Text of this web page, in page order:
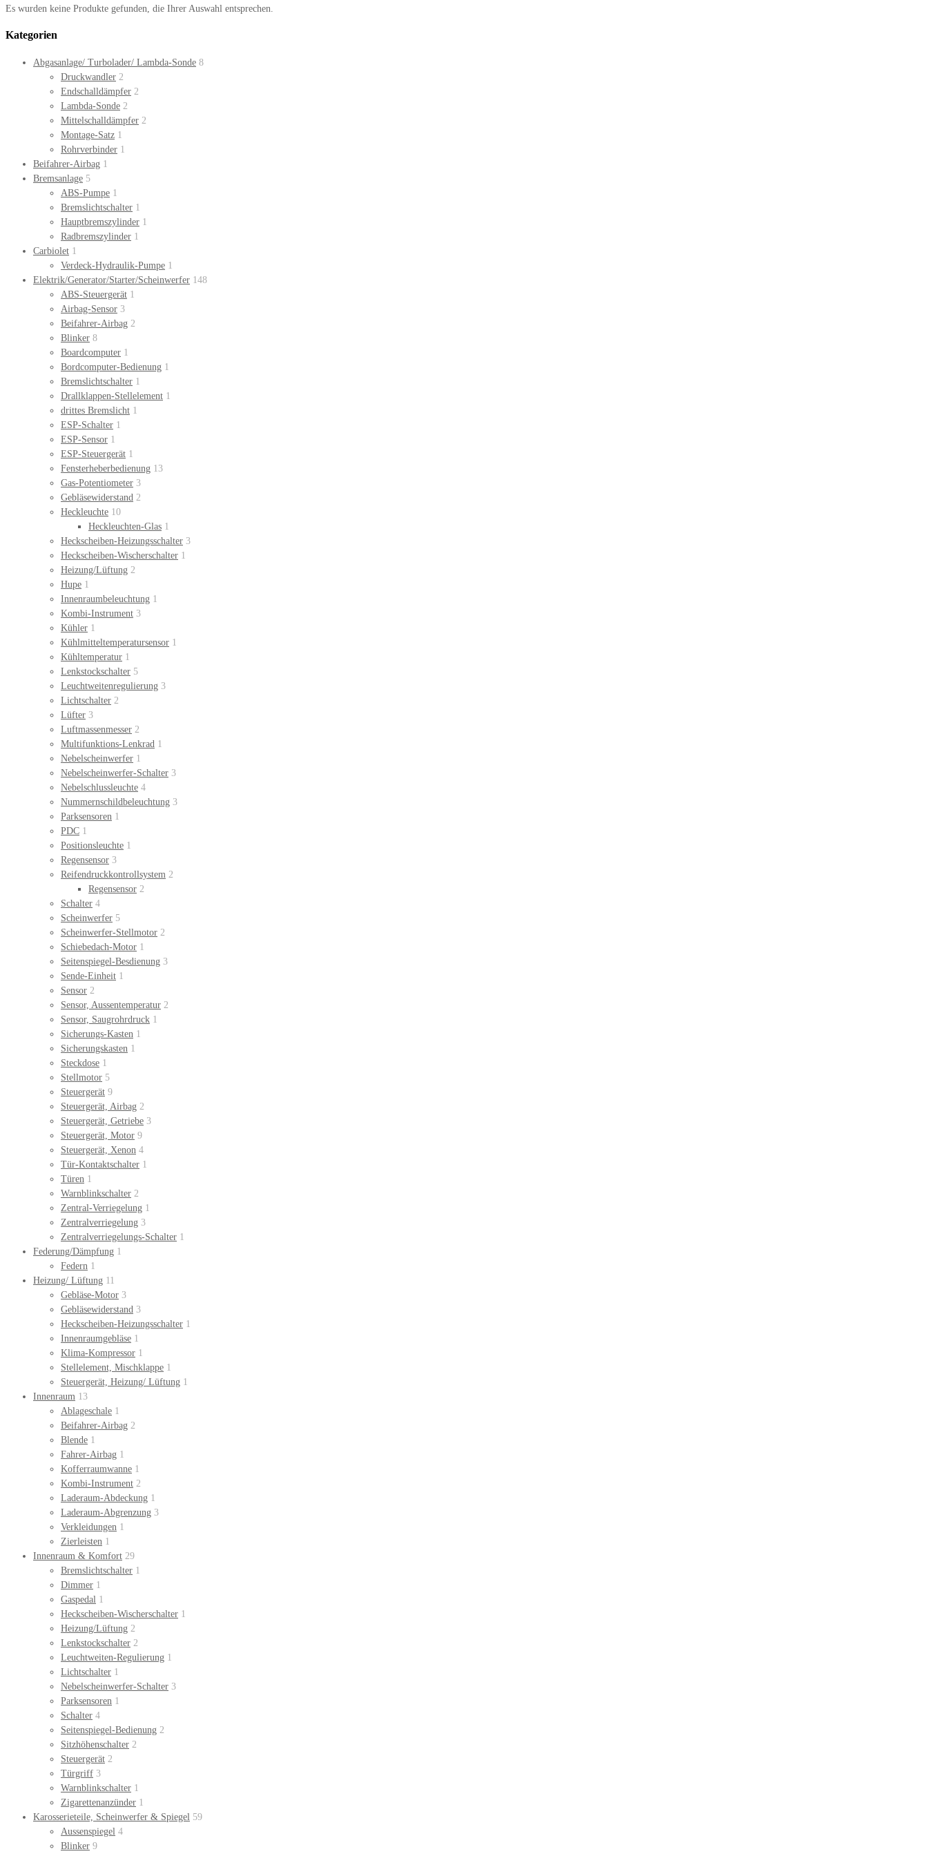
Es wurden keine Produkte gefunden, die Ihrer Auswahl entsprechen.
Kategorien
Abgasanlage/ Turbolader/ Lambda-Sonde 8
Druckwandler 2
Endschalldämpfer 2
Lambda-Sonde 2
Mittelschalldämpfer 2
Montage-Satz 1
Rohrverbinder 1
Beifahrer-Airbag 1
Bremsanlage 5
ABS-Pumpe 1
Bremslichtschalter 1
Hauptbremszylinder 1
Radbremszylinder 1
Carbiolet 1
Verdeck-Hydraulik-Pumpe 1
Elektrik/Generator/Starter/Scheinwerfer 148
ABS-Steuergerät 1
Airbag-Sensor 3
Beifahrer-Airbag 2
Blinker 8
Boardcomputer 1
Bordcomputer-Bedienung 1
Bremslichtschalter 1
Drallklappen-Stellelement 1
drittes Bremslicht 1
ESP-Schalter 1
ESP-Sensor 1
ESP-Steuergerät 1
Fensterheberbedienung 13
Gas-Potentiometer 3
Gebläsewiderstand 2
Heckleuchte 10
Heckleuchten-Glas 1
Heckscheiben-Heizungsschalter 3
Heckscheiben-Wischerschalter 1
Heizung/Lüftung 2
Hupe 1
Innenraumbeleuchtung 1
Kombi-Instrument 3
Kühler 1
Kühlmitteltemperatursensor 1
Kühltemperatur 1
Lenkstockschalter 5
Leuchtweitenregulierung 3
Lichtschalter 2
Lüfter 3
Luftmassenmesser 2
Multifunktions-Lenkrad 1
Nebelscheinwerfer 1
Nebelscheinwerfer-Schalter 3
Nebelschlussleuchte 4
Nummernschildbeleuchtung 3
Parksensoren 1
PDC 1
Positionsleuchte 1
Regensensor 3
Reifendruckkontrollsystem 2
Regensensor 2
Schalter 4
Scheinwerfer 5
Scheinwerfer-Stellmotor 2
Schiebedach-Motor 1
Seitenspiegel-Besdienung 3
Sende-Einheit 1
Sensor 2
Sensor, Aussentemperatur 2
Sensor, Saugrohrdruck 1
Sicherungs-Kasten 1
Sicherungskasten 1
Steckdose 1
Stellmotor 5
Steuergerät 9
Steuergerät, Airbag 2
Steuergerät, Getriebe 3
Steuergerät, Motor 9
Steuergerät, Xenon 4
Tür-Kontaktschalter 1
Türen 1
Warnblinkschalter 2
Zentral-Verriegelung 1
Zentralverriegelung 3
Zentralverriegelungs-Schalter 1
Federung/Dämpfung 1
Federn 1
Heizung/ Lüftung 11
Gebläse-Motor 3
Gebläsewiderstand 3
Heckscheiben-Heizungsschalter 1
Innenraumgebläse 1
Klima-Kompressor 1
Stellelement, Mischklappe 1
Steuergerät, Heizung/ Lüftung 1
Innenraum 13
Ablageschale 1
Beifahrer-Airbag 2
Blende 1
Fahrer-Airbag 1
Kofferraumwanne 1
Kombi-Instrument 2
Laderaum-Abdeckung 1
Laderaum-Abgrenzung 3
Verkleidungen 1
Zierleisten 1
Innenraum & Komfort 29
Bremslichtschalter 1
Dimmer 1
Gaspedal 1
Heckscheiben-Wischerschalter 1
Heizung/Lüftung 2
Lenkstockschalter 2
Leuchtweiten-Regulierung 1
Lichtschalter 1
Nebelscheinwerfer-Schalter 3
Parksensoren 1
Schalter 4
Seitenspiegel-Bedienung 2
Sitzhöhenschalter 2
Steuergerät 2
Türgriff 3
Warnblinkschalter 1
Zigarettenanzünder 1
Karosserieteile, Scheinwerfer & Spiegel 59
Aussenspiegel 4
Blinker 9